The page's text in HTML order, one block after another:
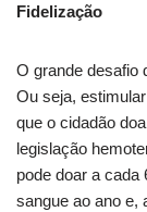
Fidelização
O grande desafio
Ou seja,
que o cidadão
legislação
pode doar a cada
sangue ao ano e,